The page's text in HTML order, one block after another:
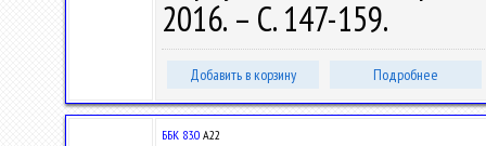
2016. – С. 147-159.
Добавить в корзину Подробнее
ББК 83.0 А22